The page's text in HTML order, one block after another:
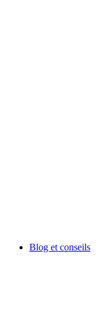
Blog et conseils